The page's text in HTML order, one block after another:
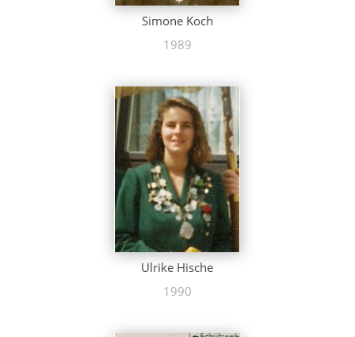
Simone Koch
1989
Ulrike Hische
1990